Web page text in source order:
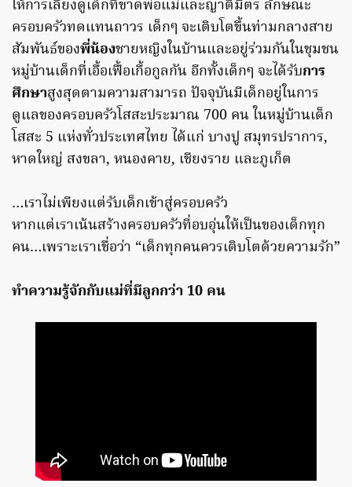
ให้การเลี้ยงดูเด็กที่ขาดพ่อแม่และญาติมิตร ลักษณะ
ครอบครัวทดแทนถาวร เด็กๆ จะเติบโตขึ้นท่ามกลางสาย
สัมพันธ์ของพี่น้องชายหญิงในบ้านและอยู่ร่วมกันในชุมชน
หมู่บ้านเด็กที่เอื้อเฟื้อเกื้อกูลกัน อีกทั้งเด็กๆ จะได้รับการ
ศึกษาสูงสุดตามความสามารถ ปัจจุบันมีเด็กอยู่ในการ
ดูแลของครอบครัวโสสะประมาณ 700 คน ในหมู่บ้านเด็ก
โสสะ 5 แห่งทั่วประเทศไทย ได้แก่ บางปู สมุทรปราการ,
หาดใหญ่ สงขลา, หนองคาย, เชียงราย และภูเก็ต
…เราไม่เพียงแต่รับเด็กเข้าสู่ครอบครัว
หากแต่เราเน้นสร้างครอบครัวที่อบอุ่นให้เป็นของเด็กทุก
คน…เพราะเราเชื่อว่า “เด็กทุกคนควรเติบโตด้วยความรัก”
ทำความรู้จักกับแม่ที่มีลูกกว่า 10 คน